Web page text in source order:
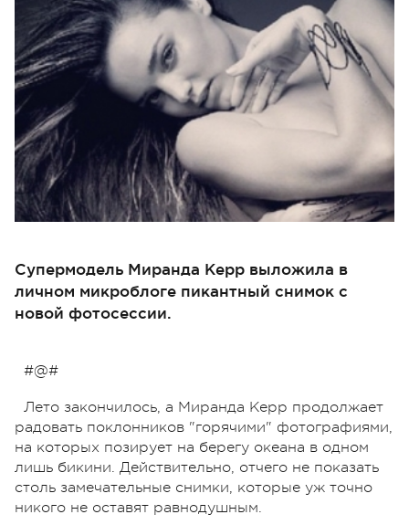
Супермодель Миранда Керр выложила в
личном микроблоге пикантный снимок с
новой фотосессии.
#@#
Лето закончилось, а Миранда Керр продолжает
радовать поклонников "горячими" фотографиями,
на которых позирует на берегу океана в одном
лишь бикини. Действительно, отчего не показать
столь замечательные снимки, которые уж точно
никого не оставят равнодушным.